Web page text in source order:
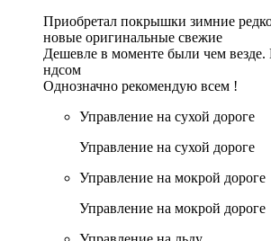
Приобретал покрышки зимние
новые оригинальные свежие
Дешевле в моменте были чем
ндсом
Однозначно рекомендую всем !
Управление на сухой дороге
Управление на сухой дороге
Управление на мокрой дороге
Управление на мокрой дороге